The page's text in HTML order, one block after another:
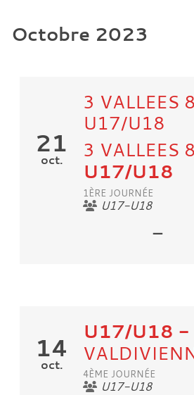
Octobre 2023
21
oct.
3
U17/U18
3 VALLEES
U17/U18
1ÈRE JOURNÉE
U17-U18
-
14
oct.
U17/U18 -
4ÈME JOURNÉE
U17-U18